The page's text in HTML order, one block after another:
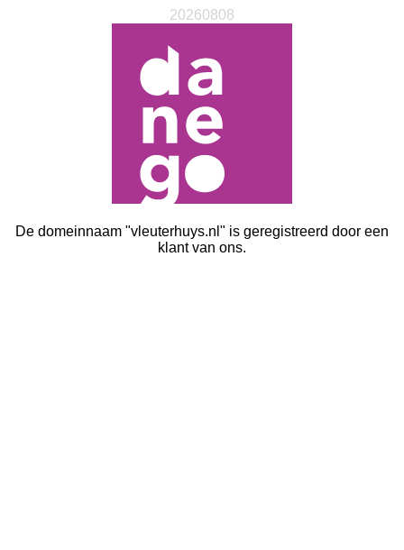
20260808
De domeinnaam "vleuterhuys.nl" is geregistreerd door een
klant van ons.